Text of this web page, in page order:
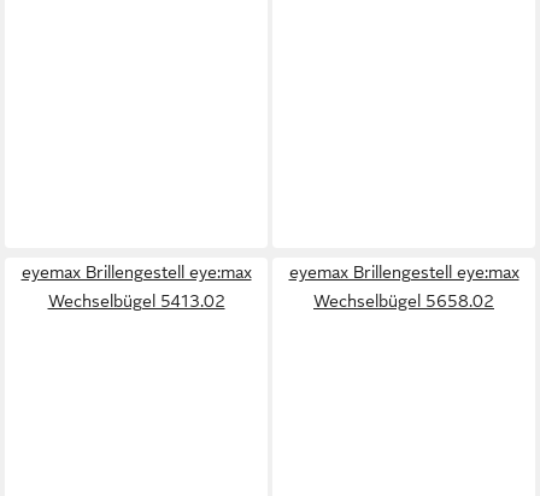
eyemax Brillengestell eye:max
Wechselbügel 5413.02
eyemax Brillengestell eye:max
Wechselbügel 5658.02